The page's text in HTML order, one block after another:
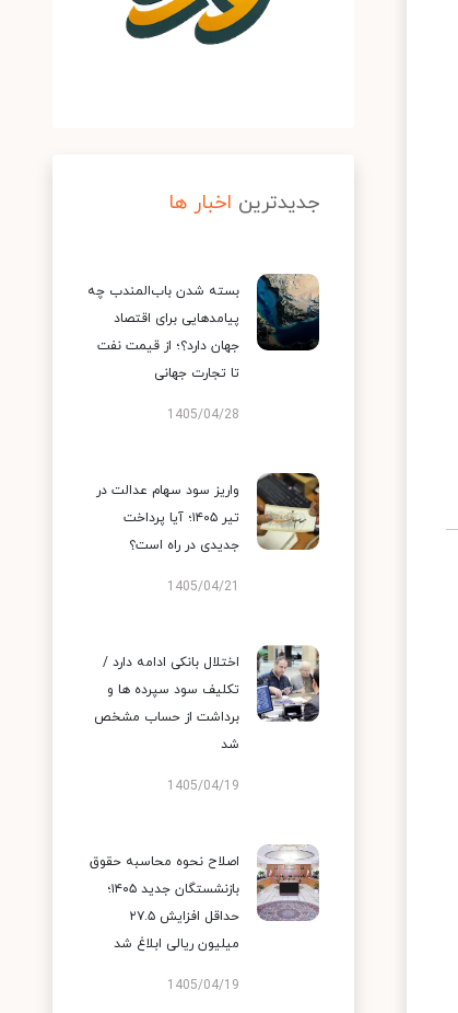
جدیدترین اخبار ها
بسته شدن باب‌المندب چه
پیامدهایی برای اقتصاد
جهان دارد؟؛ از قیمت نفت
تا تجارت جهانی
1405/04/28
واریز سود سهام عدالت در
تیر ۱۴۰۵؛ آیا پرداخت
جدیدی در راه است؟
1405/04/21
اختلال بانکی ادامه دارد /
تکلیف سود سپرده ها و
برداشت از حساب مشخص
شد
1405/04/19
اصلاح نحوه محاسبه حقوق
بازنشستگان جدید ۱۴۰۵؛
حداقل افزایش ۲۷.۵
میلیون ریالی ابلاغ شد
1405/04/19